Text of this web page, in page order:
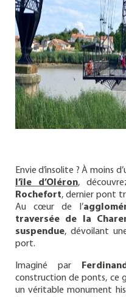
Envie d’insolite ? À moins
l’île d’Oléron,
Rochefort, dernier pont
Au cœur de l’
traversée de la
suspendue, dévoilant
port.
Imaginé par
construction de ponts, ce
un véritable monument